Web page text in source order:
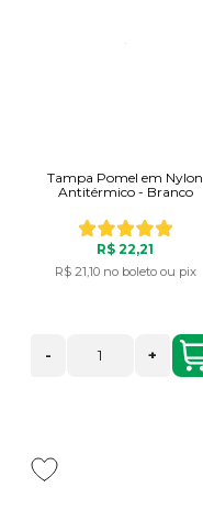
Tampa Pomel em Nylon
Antitérmico - Branco
R$ 22,21
R$ 21,10 no boleto ou pix
- +